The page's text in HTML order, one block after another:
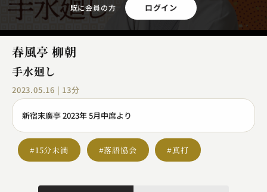
既に会員の方 ログイン
春風亭 柳朝
手水廻し
2023.05.16 | 13分
新宿末廣亭 2023年 5月中席より
#15分未満 #落語協会 #真打